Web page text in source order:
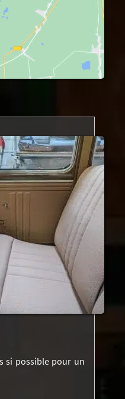
si possible pour un